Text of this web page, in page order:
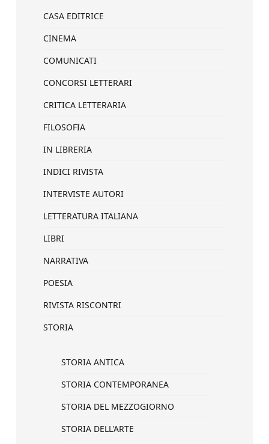
CASA EDITRICE
CINEMA
COMUNICATI
CONCORSI LETTERARI
CRITICA LETTERARIA
FILOSOFIA
IN LIBRERIA
INDICI RIVISTA
INTERVISTE AUTORI
LETTERATURA ITALIANA
LIBRI
NARRATIVA
POESIA
RIVISTA RISCONTRI
STORIA
STORIA ANTICA
STORIA CONTEMPORANEA
STORIA DEL MEZZOGIORNO
STORIA DELL'ARTE